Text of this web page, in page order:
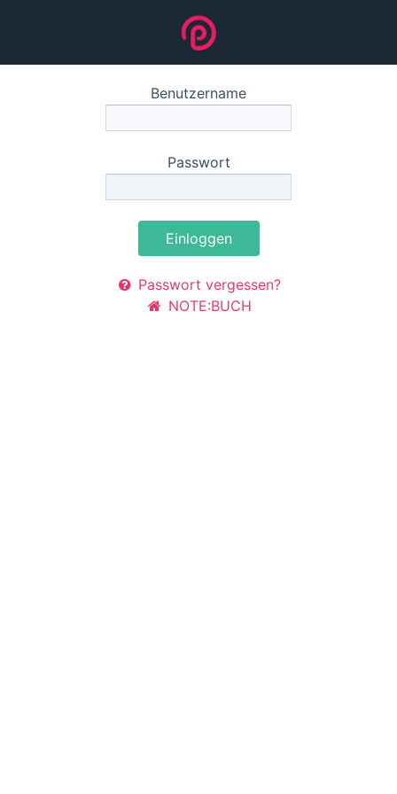
Benutzername
Passwort
Einloggen
Passwort vergessen?
NOTE:BUCH